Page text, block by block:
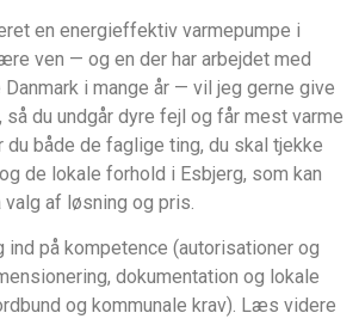
en energieffektiv varmepumpe i
ven — og en der har arbejdet med
i mange år — vil jeg gerne give
du undgår dyre fejl og får mest varme
du både de faglige ting, du skal tjekke
de lokale forhold i Esbjerg, som kan
af løsning og pris.
ind på kompetence (autorisationer og
dokumentation og lokale
og kommunale krav). Læs videre